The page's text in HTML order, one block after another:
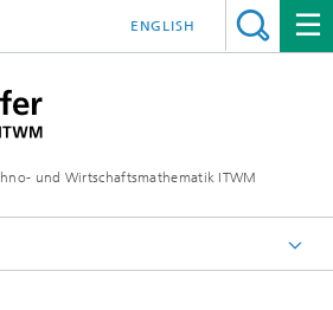
und Wirtschaftsmathematik ITWM
ENGLISH